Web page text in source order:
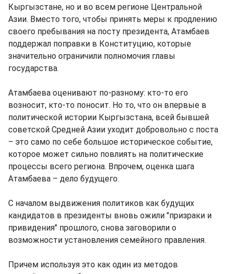
Кыргызстане, но и во всем регионе Центральной
Азии. Вместо того, чтобы принять меры к продлению
своего пребывания на посту президента, Атамбаев
поддержал поправки в Конституцию, которые
значительно ограничили полномочия главы
государства.
Атамбаева оценивают по-разному: кто-то его
возносит, кто-то поносит. Но то, что он впервые в
политической истории Кыргызстана, всей бывшей
советской Средней Азии уходит добровольно с поста
– это само по себе большое историческое событие,
которое может сильно повлиять на политические
процессы всего региона. Впрочем, оценка шага
Атамбаева – дело будущего.
С началом выдвижения политиков как будущих
кандидатов в президенты вновь ожили "призраки и
привидения" прошлого, снова заговорили о
возможности установления семейного правления.
Причем используя это как один из методов